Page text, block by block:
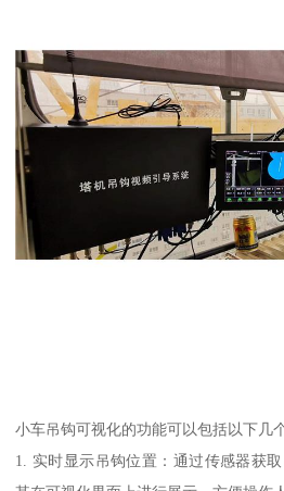
小车吊钩可视化的功能可以包括以下几
1. 实时显示吊钩位置：通过传感器获